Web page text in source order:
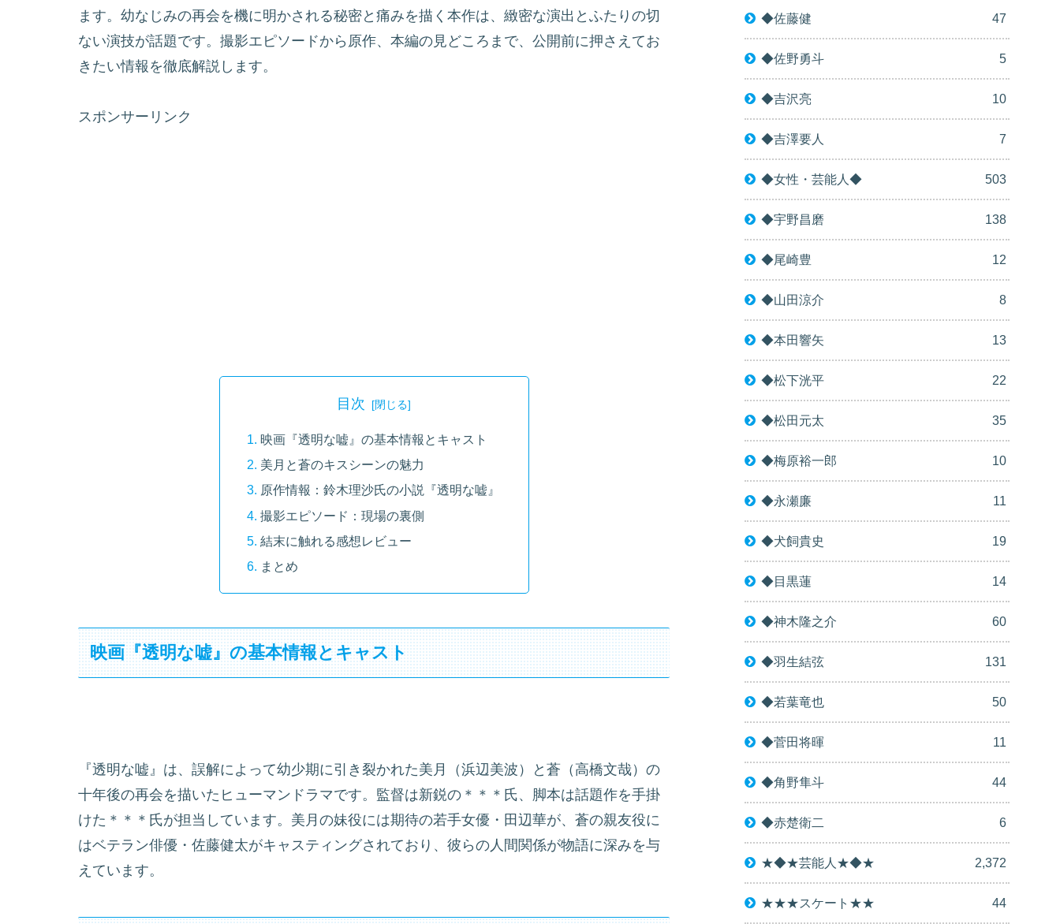
ます。幼なじみの再会を機に明かされる秘密と痛みを描く本作は、緻密な演出とふたりの切
ない演技が話題です。撮影エピソードから原作、本編の見どころまで、公開前に押さえてお
きたい情報を徹底解説します。
スポンサーリンク
目次
映画『透明な嘘』の基本情報とキャスト
美月と蒼のキスシーンの魅力
原作情報：鈴木理沙氏の小説『透明な嘘』
撮影エピソード：現場の裏側
結末に触れる感想レビュー
まとめ
映画『透明な嘘』の基本情報とキャスト
『透明な嘘』は、誤解によって幼少期に引き裂かれた美月（浜辺美波）と蒼（高橋文哉）の
十年後の再会を描いたヒューマンドラマです。監督は新鋭の＊＊＊氏、脚本は話題作を手掛
けた＊＊＊氏が担当しています。美月の妹役には期待の若手女優・田辺華が、蒼の親友役に
はベテラン俳優・佐藤健太がキャスティングされており、彼らの人間関係が物語に深みを与
えています。
◆佐藤健 47
◆佐野勇斗 5
◆吉沢亮 10
◆吉澤要人 7
◆女性・芸能人◆ 503
◆宇野昌磨 138
◆尾崎豊 12
◆山田涼介 8
◆本田響矢 13
◆松下洸平 22
◆松田元太 35
◆梅原裕一郎 10
◆永瀬廉 11
◆犬飼貴史 19
◆目黒蓮 14
◆神木隆之介 60
◆羽生結弦 131
◆若葉竜也 50
◆菅田将暉 11
◆角野隼斗 44
◆赤楚衛二 6
★◆★芸能人★◆★ 2,372
★★★スケート★★ 44